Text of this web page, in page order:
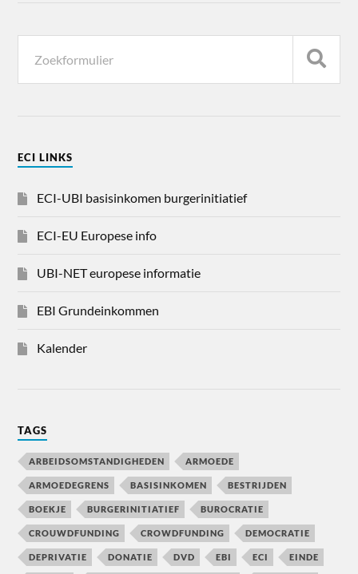
ECI LINKS
ECI-UBI basisinkomen burgerinitiatief
ECI-EU Europese info
UBI-NET europese informatie
EBI Grundeinkommen
Kalender
TAGS
ARBEIDSOMSTANDIGHEDEN ARMOEDE
ARMOEDEGRENS BASISINKOMEN BESTRIJDEN
BOEKJE BURGERINITIATIEF BUROCRATIE
CROUWDFUNDING CROWDFUNDING DEMOCRATIE
DEPRIVATIE DONATIE DVD EBI ECI EINDE